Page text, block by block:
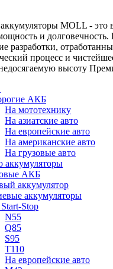
MOLL - это
и
разработки,
процесс и
высоту
АКБ
На мототехнику
На азиатские авто
На европейские авто
На американские авто
На грузовые авто
аккумуляторы
АКБ
аккумулятор
аккумуляторы
Stop
N55
Q85
S95
T110
На европейские авто